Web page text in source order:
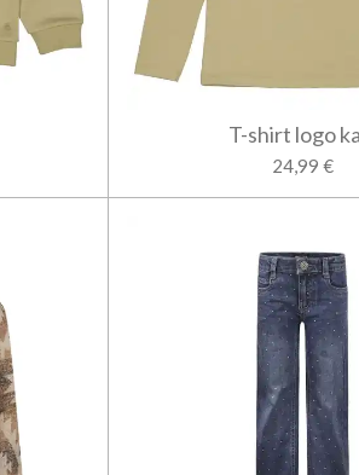
T-shirt logo
24,99 €